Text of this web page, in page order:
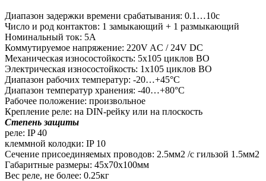
Диапазон задержки времени срабатывания: 0.1…10с
Число и род контактов: 1 замыкающий + 1 размыкающий
Номинальный ток: 5А
Коммутируемое напряжение: 220V AC / 24V DC
Механическая износостойкость: 5х105 циклов ВО
Электрическая износостойкость: 1х105 циклов ВО
Диапазон рабочих температур: -20…+45°С
Диапазон температур хранения: -40…+80°С
Рабочее положение: произвольное
Крепление реле: на DIN-рейку или на плоскость
Степень защиты
реле: IP 40
клеммной колодки: IP 10
Сечение присоединяемых проводов: 2.5мм2 /с гильзой 1.5мм2
Габаритные размеры: 45х70х100мм
Вес реле, не более: 0.25кг